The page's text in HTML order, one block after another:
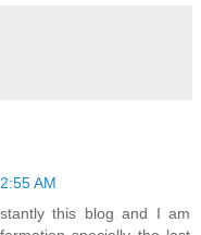
AM
this blog and I am